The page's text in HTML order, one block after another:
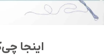
اینجا